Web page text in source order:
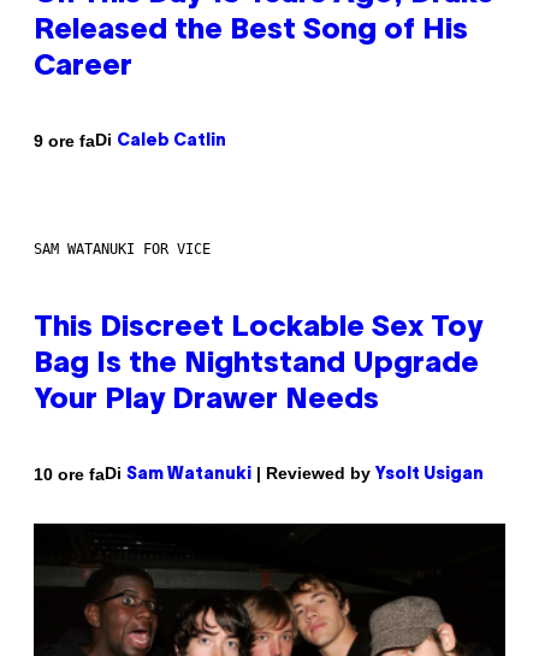
Released the Best Song of His
Career
9 ore faDi Caleb Catlin
SAM WATANUKI FOR VICE
This Discreet Lockable Sex Toy
Bag Is the Nightstand Upgrade
Your Play Drawer Needs
10 ore faDi Sam Watanuki | Reviewed by Ysolt Usigan